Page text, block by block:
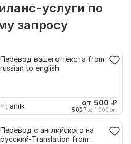
услуги по
запросу
Перевод вашего текста from
russian to english
Fanilk от 500 ₽
500₽ за 1 000 зн.
Перевод с английского на
русский-Translation from